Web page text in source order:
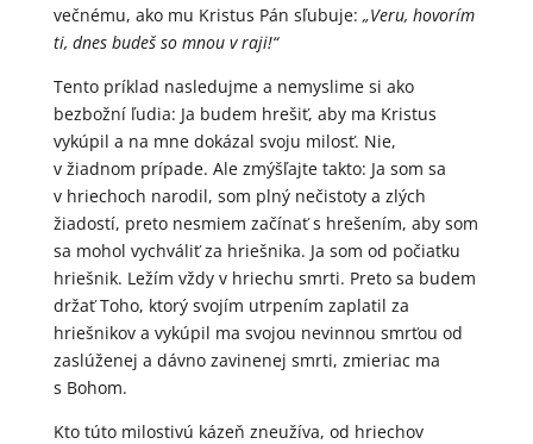
večnému, ako mu Kristus Pán sľubuje: „Veru, hovorím
ti, dnes budeš so mnou v raji!“
Tento príklad nasledujme a nemyslime si ako
bezbožní ľudia: Ja budem hrešiť, aby ma Kristus
vykúpil a na mne dokázal svoju milosť. Nie,
v žiadnom prípade. Ale zmýšľajte takto: Ja som sa
v hriechoch narodil, som plný nečistoty a zlých
žiadostí, preto nesmiem začínať s hrešením, aby som
sa mohol vychváliť za hriešnika. Ja som od počiatku
hriešnik. Ležím vždy v hriechu smrti. Preto sa budem
držať Toho, ktorý svojím utrpením zaplatil za
hriešnikov a vykúpil ma svojou nevinnou smrťou od
zaslúženej a dávno zavinenej smrti, zmieriac ma
s Bohom.
Kto túto milostivú kázeň zneužíva, od hriechov